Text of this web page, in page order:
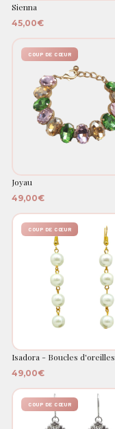
Sienna
45,00€
COUP DE CŒUR
Joyau
49,00€
COUP DE CŒUR
Isadora - Boucles d'oreilles
49,00€
COUP DE CŒUR